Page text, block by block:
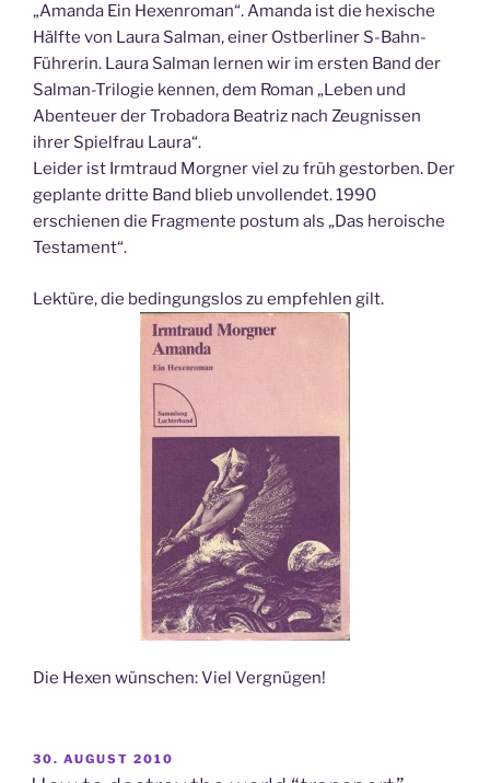
„Amanda Ein Hexenroman“. Amanda ist die hexische
Hälfte von Laura Salman, einer Ostberliner S-Bahn-
Führerin. Laura Salman lernen wir im ersten Band der
Salman-Trilogie kennen, dem Roman „Leben und
Abenteuer der Trobadora Beatriz nach Zeugnissen
ihrer Spielfrau Laura“.
Leider ist Irmtraud Morgner viel zu früh gestorben. Der
geplante dritte Band blieb unvollendet. 1990
erschienen die Fragmente postum als „Das heroische
Testament“.
Lektüre, die bedingungslos zu empfehlen gilt.
Die Hexen wünschen: Viel Vergnügen!
VERÖFFENTLICHT
AM
30. AUGUST 2010